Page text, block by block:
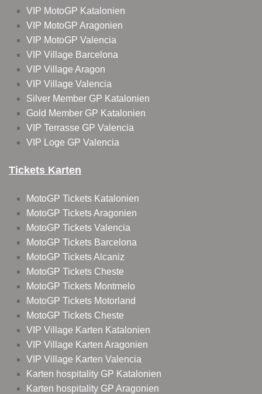
VIP MotoGP Katalonien
VIP MotoGP Aragonien
VIP MotoGP Valencia
VIP Village Barcelona
VIP Village Aragon
VIP Village Valencia
Silver Member GP Katalonien
Gold Member GP Katalonien
VIP Terrasse GP Valencia
VIP Loge GP Valencia
Tickets Karten
MotoGP Tickets Katalonien
MotoGP Tickets Aragonien
MotoGP Tickets Valencia
MotoGP Tickets Barcelona
MotoGP Tickets Alcaniz
MotoGP Tickets Cheste
MotoGP Tickets Montmelo
MotoGP Tickets Motorland
MotoGP Tickets Cheste
VIP Village Karten Katalonien
VIP Village Karten Aragonien
VIP Village Karten Valencia
Karten hospitality GP Katalonien
Karten hospitality GP Aragonien